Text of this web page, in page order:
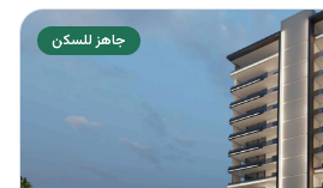
جاهز للسكن